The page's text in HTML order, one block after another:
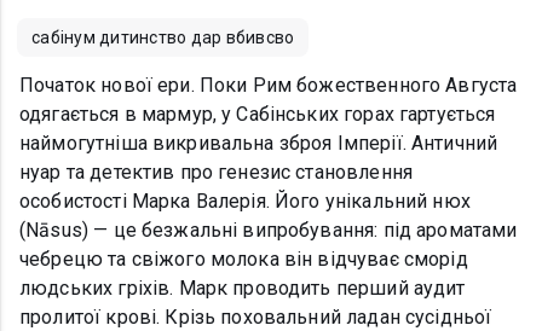
сабінум дитинство дар вбивсво
Початок нової ери. Поки Рим божественного Августа
одягається в мармур, у Сабінських горах гартується
наймогутніша викривальна зброя Імперії. ​Античний
нуар та детектив про генезис становлення
особистості Марка Валерія. Його унікальний нюх
(Nāsus) — це безжальні випробування: під ароматами
чебрецю та свіжого молока він відчуває сморід
людських гріхів. Марк проводить перший аудит
пролитої крові. Крізь поховальний ладан сусідньої